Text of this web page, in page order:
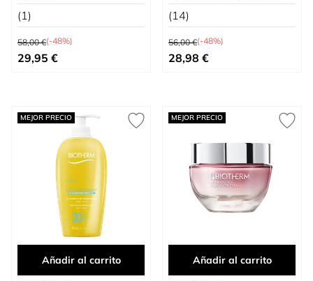
(1)
Precio habitual
58,00 €(-48%)
Precio especial
29,95 €
(14)
Precio habitual
56,00 €(-48%)
Precio especial
28,98 €
MEJOR PRECIO
Añadir al carrito
MEJOR PRECIO
Añadir al carrito